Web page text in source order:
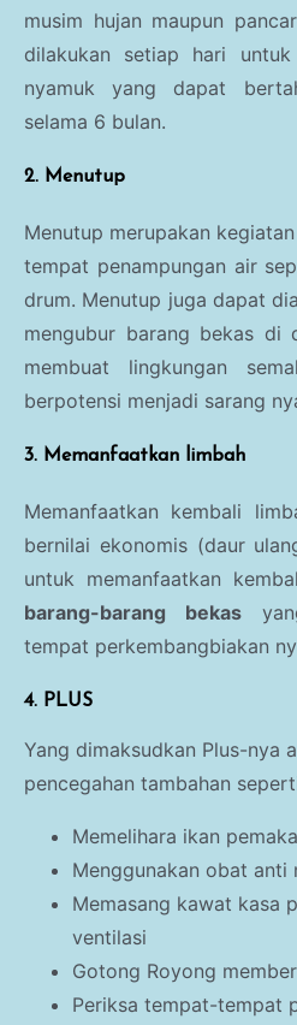
musim hujan maupun
dilakukan setiap hari
nyamuk yang dapat
selama 6 bulan.
2. Menutup
Menutup merupakan
tempat penampungan air
drum. Menutup juga dapat
mengubur barang bekas di
membuat lingkungan
berpotensi menjadi sarang
3. Memanfaatkan limbah
Memanfaatkan kembali
bernilai ekonomis (daur
untuk memanfaatkan
barang-barang bekas
tempat perkembangbiakan
4. PLUS
Yang dimaksudkan Plus-nya
pencegahan tambahan
Memelihara ikan
Menggunakan obat anti
Memasang kawat kasa
ventilasi
Gotong Royong
Periksa tempat-tempat